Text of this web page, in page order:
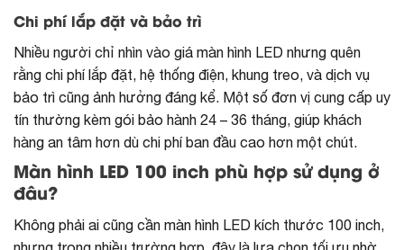
Chi phí lắp đặt và bảo trì
Nhiều người chỉ nhìn vào giá màn hình LED nhưng quên
rằng chi phí lắp đặt, hệ thống điện, khung treo, và dịch vụ
bảo trì cũng ảnh hưởng đáng kể. Một số đơn vị cung cấp uy
tín thường kèm gói bảo hành 24 – 36 tháng, giúp khách
hàng an tâm hơn dù chi phí ban đầu cao hơn một chút.
Màn hình LED 100 inch phù hợp sử dụng ở
đâu?
Không phải ai cũng cần màn hình LED kích thước 100 inch,